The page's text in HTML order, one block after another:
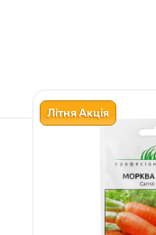
Літня Акція